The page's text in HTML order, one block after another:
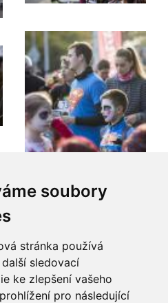
soubory
stránka používá
sledovací
ke zlepšení vašeho
pro následující